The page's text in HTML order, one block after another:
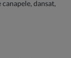
dansat,